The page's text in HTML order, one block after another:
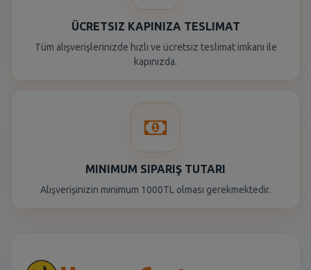
ÜCRETSIZ KAPINIZA TESLIMAT
Tüm alışverişlerinizde hızlı ve ücretsiz teslimat imkanı ile
kapınızda.
MINIMUM SIPARIŞ TUTARI
Alışverişinizin minimum 1000TL olması gerekmektedir.